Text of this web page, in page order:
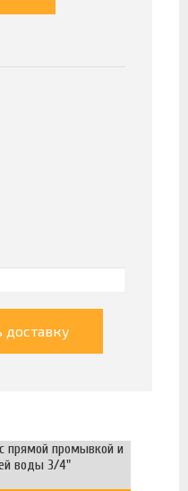
доставку
прямой промывкой и
воды 3/4"